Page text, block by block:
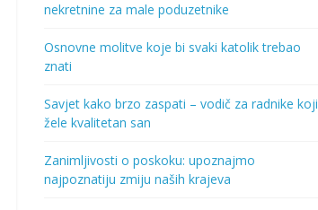
nekretnine za male poduzetnike
Osnovne molitve koje bi svaki katolik trebao
znati
Savjet kako brzo zaspati – vodič za radnike koji
žele kvalitetan san
Zanimljivosti o poskoku: upoznajmo
najpoznatiju zmiju naših krajeva